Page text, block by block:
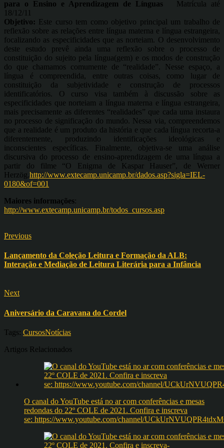
para o Ensino e Aprendizagem de Línguas
Matrícula até
18/12/11
Objetivo: Este curso tem como objetivo principal um trabalho de
reflexão sobre as relações entre língua materna e língua estrangeira,
focalizando as especificidades que as norteiam. O desenvolvimento
deste estudo prevê ainda uma reflexão sobre o processo de
constituição do sujeito pela língua(gem) e os modos de construção
do que chamamos comumente de “realidade”. Nesse espaço, a
língua é compreendida, entre outras coisas, como lugar de
constituição da subjetividade e construção de processos
identificatórios. O curso visa também à discussão sobre as
especificidades que norteiam a língua materna e língua estrangeira,
mais precisamente as diferentes “realidades” que cada uma instaura
no processo de significação do mundo. Nessa via, compreendemos
que a realidade é um produto da história e que cada língua recorta-a
diferentemente, produzindo identificações ideológicas e
inconscientes específicas. Finalmente, objetiva-se uma análise
discursiva do processo de ensino-aprendizagem de uma língua a
partir do filme “O Enigma de Kaspar Hauser”, de Werner
Herzög.http://www.extecamp.unicamp.br/dados.asp?sigla=IEL-
0180&of=001
Maiores informações:
http://www.extecamp.unicamp.br/todos_cursos.asp
Previous
Lançamento da Coleção Leitura e Formação da ALB:
Interação e Mediação de Leitura Literária para a Infância
Next
Aniversário da Caravana do Cordel
Tags: CursosNotícias
Artigos Relacionados
O canal do YouTube está no ar com conferências e mesas
redondas do 22º COLE de 2021. Confira e inscreva
se: https://www.youtube.com/channel/